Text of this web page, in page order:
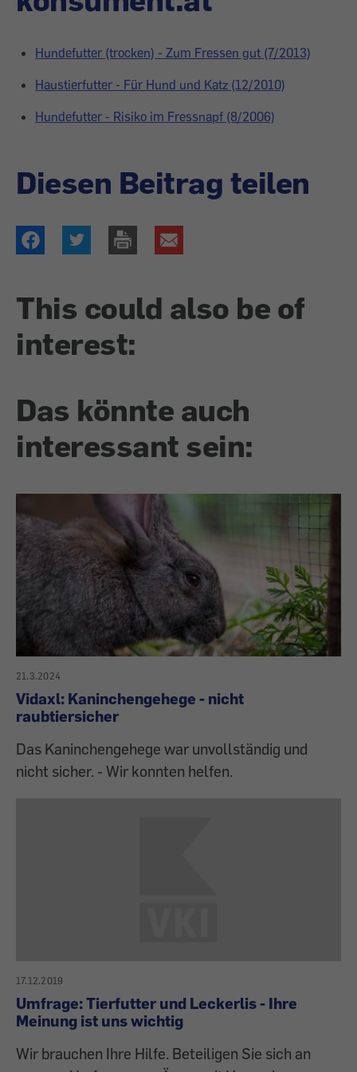
Hundefutter (trocken) - Zum Fressen gut (7/2013)
Haustierfutter - Für Hund und Katz (12/2010)
Hundefutter - Risiko im Fressnapf (8/2006)
Diesen Beitrag teilen
This could also be of
interest:
Das könnte auch
interessant sein:
21.3.2024
Vidaxl: Kaninchengehege - nicht
raubtiersicher
Das Kaninchengehege war unvollständig und
nicht sicher. - Wir konnten helfen.
17.12.2019
Umfrage: Tierfutter und Leckerlis - Ihre
Meinung ist uns wichtig
Wir brauchen Ihre Hilfe. Beteiligen Sie sich an